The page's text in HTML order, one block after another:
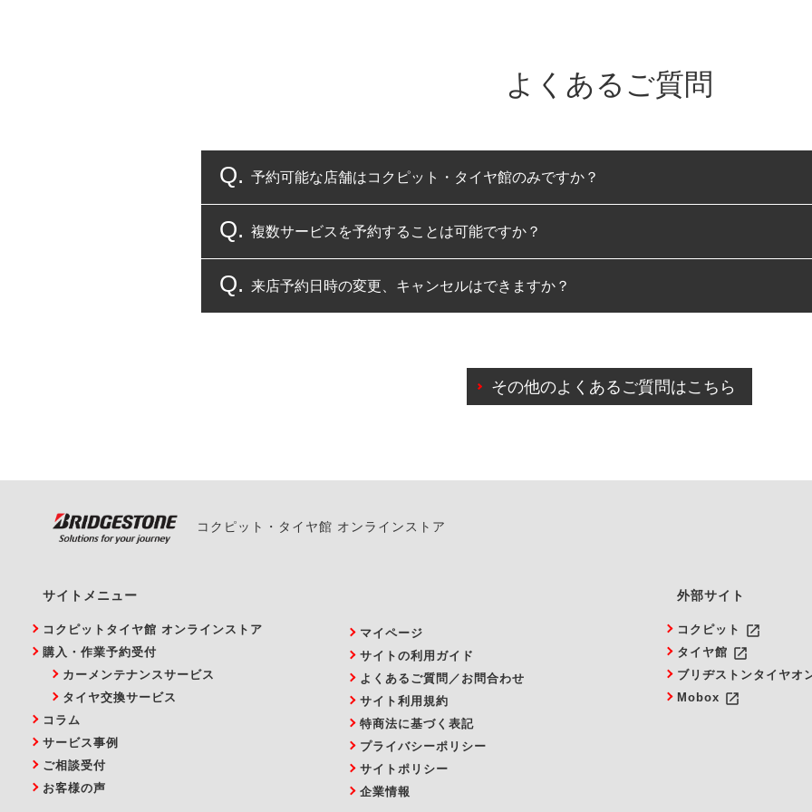
よくあるご質問
予約可能な店舗はコクピット・タイヤ館のみですか？
コクピット・タイヤ館のみとなります。
複数サービスを予約することは可能ですか？
複数サービスのご予約は可能です。
来店予約日時の変更、キャンセルはできますか？
また、やむを得ない事由によりご予約のキャンセルをご希望の際は、直接ご予約いた
その他のよくあるご質問はこちら
コクピット・タイヤ館 オンラインストア
サイトメニュー
コクピットタイヤ館 オンラインストア
購入・作業予約受付
カーメンテナンスサービス
タイヤ交換サービス
コラム
サービス事例
ご相談受付
お客様の声
マイページ
サイトの利用ガイド
よくあるご質問／お問合わせ
サイト利用規約
特商法に基づく表記
プライバシーポリシー
サイトポリシー
企業情報
外部サイト
コクピット launch
タイヤ館 launch
ブリヂストンタイヤオ
Mobox launch